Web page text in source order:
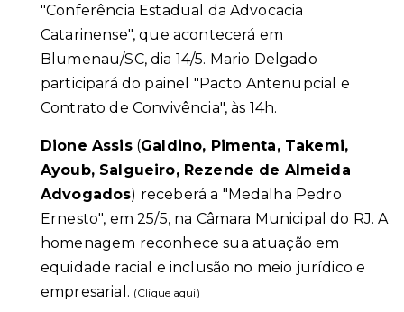
"Conferência Estadual da Advocacia
Catarinense", que acontecerá em
Blumenau/SC, dia 14/5. Mario Delgado
participará do painel "Pacto Antenupcial e
Contrato de Convivência", às 14h.
Dione Assis(Galdino, Pimenta, Takemi,
Ayoub, Salgueiro, Rezende de Almeida
Advogados) receberá a "Medalha Pedro
Ernesto", em 25/5, na Câmara Municipal do RJ. A
homenagem reconhece sua atuação em
equidade racial e inclusão no meio jurídico e
empresarial. (Clique aqui )